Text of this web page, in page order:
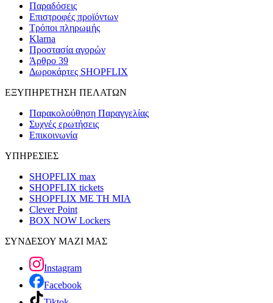
Παραδόσεις
Επιστροφές προϊόντων
Τρόποι πληρωμής
Klarna
Προστασία αγορών
Άρθρο 39
Δωροκάρτες SHOPFLIX
ΕΞΥΠΗΡΕΤΗΣΗ ΠΕΛΑΤΩΝ
Παρακολούθηση Παραγγελίας
Συχνές ερωτήσεις
Επικοινωνία
ΥΠΗΡΕΣΙΕΣ
SHOPFLIX max
SHOPFLIX tickets
SHOPFLIX ΜΕ ΤΗ ΜΙΑ
Clever Point
BOX NOW Lockers
ΣΥΝΔΕΣΟΥ ΜΑΖΙ ΜΑΣ
Instagram
Facebook